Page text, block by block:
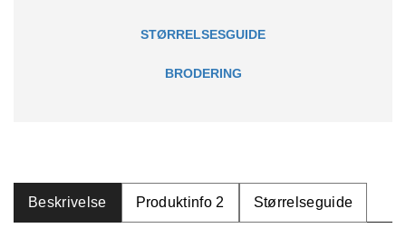
STØRRELSESGUIDE
BRODERING
Beskrivelse Produktinfo 2 Størrelseguide